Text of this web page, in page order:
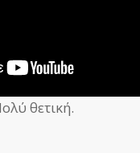
θετική.